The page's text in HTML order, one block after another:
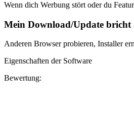
Wenn dich Werbung stört oder du
Mein Download/Update bricht
Anderen Browser probieren, Installer
Eigenschaften der Software
Bewertung: